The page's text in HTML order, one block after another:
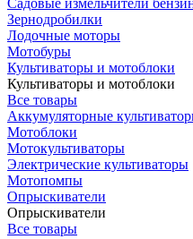
Садовые измельчители
Зернодробилки
Лодочные моторы
Мотобуры
Культиваторы и мотоблоки
Культиваторы и мотоблоки
Все товары
Аккумуляторные
Мотоблоки
Мотокультиваторы
Электрические культиваторы
Мотопомпы
Опрыскиватели
Опрыскиватели
Все товары